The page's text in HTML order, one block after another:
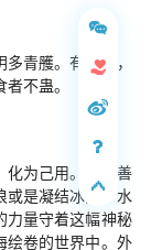
青雘。有兽焉，
不蛊。
化为己用。她最善
或是凝结冰晶，水
力量守着这幅神秘
绘卷的世界中。外